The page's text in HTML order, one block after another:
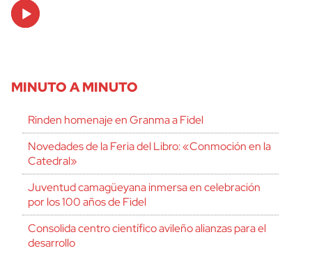
Audio
Player
MINUTO A MINUTO
Rinden homenaje en Granma a Fidel
Novedades de la Feria del Libro: «Conmoción en la
Catedral»
Juventud camagüeyana inmersa en celebración
por los 100 años de Fidel
Consolida centro científico avileño alianzas para el
desarrollo